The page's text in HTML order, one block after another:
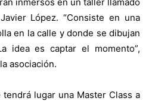
López. “Consiste en una
en la calle y donde se dibujan
idea es captar el momento”,
asociación.
lugar una Master Class a